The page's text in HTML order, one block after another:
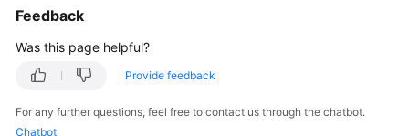
Glossary
Responsibilities
Feedback
Was this page helpful?
Provide feedback
For any further questions, feel free to contact us through the chatbot.
Chatbot